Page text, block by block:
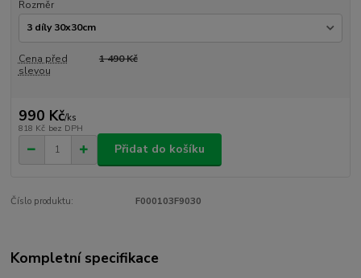
Rozměr
Cena před
slevou
1 490 Kč
990 Kč/ks
818 Kč bez DPH
Přidat do košíku
Číslo produktu: F000103F9030
Kompletní specifikace